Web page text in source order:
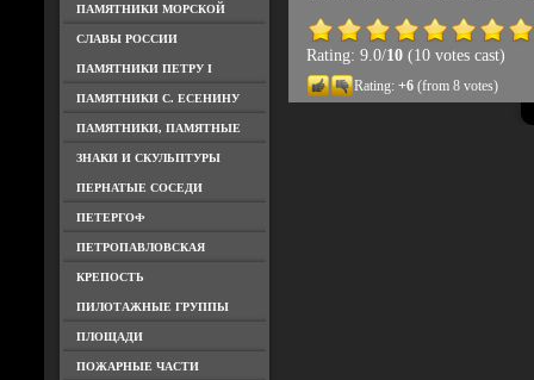
ПАМЯТНИКИ МОРСКОЙ
СЛАВЫ РОССИИ
ПАМЯТНИКИ ПЕТРУ I
ПАМЯТНИКИ С. ЕСЕНИНУ
ПАМЯТНИКИ, ПАМЯТНЫЕ
ЗНАКИ И СКУЛЬПТУРЫ
ПЕРНАТЫЕ СОСЕДИ
ПЕТЕРГОФ
ПЕТРОПАВЛОВСКАЯ
КРЕПОСТЬ
ПИЛОТАЖНЫЕ ГРУППЫ
ПЛОЩАДИ
ПОЖАРНЫЕ ЧАСТИ
Rating: 9.0/10(10 votes cast)
Rating: +6(from 8 votes)